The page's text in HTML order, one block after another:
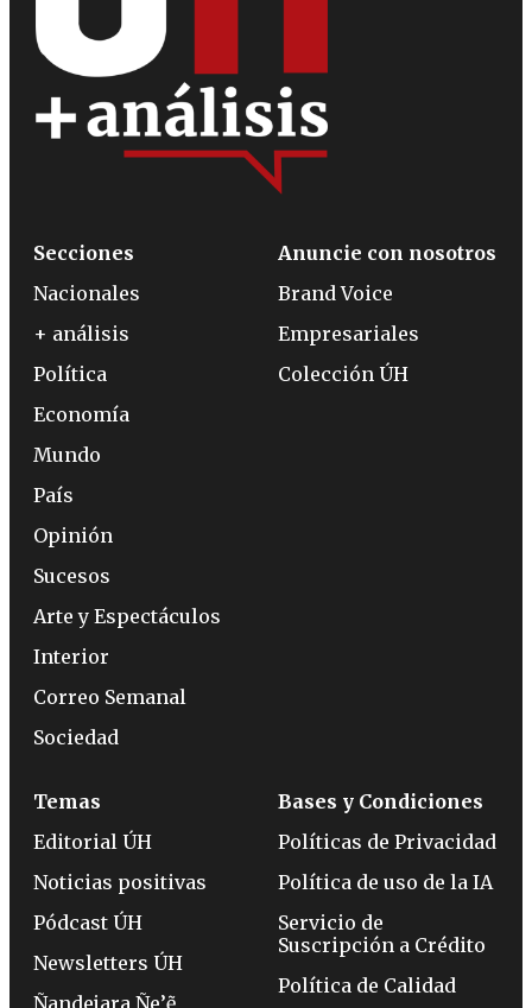
Secciones
Nacionales
+ análisis
Política
Economía
Mundo
País
Opinión
Sucesos
Arte y Espectáculos
Interior
Correo Semanal
Sociedad
Anuncie con nosotros
Brand Voice
Empresariales
Colección ÚH
Temas
Editorial ÚH
Noticias positivas
Pódcast ÚH
Newsletters ÚH
Ñandejara Ñe’ẽ
Bases y Condiciones
Políticas de Privacidad
Política de uso de la IA
Servicio de
Suscripción a Crédito
Política de Calidad